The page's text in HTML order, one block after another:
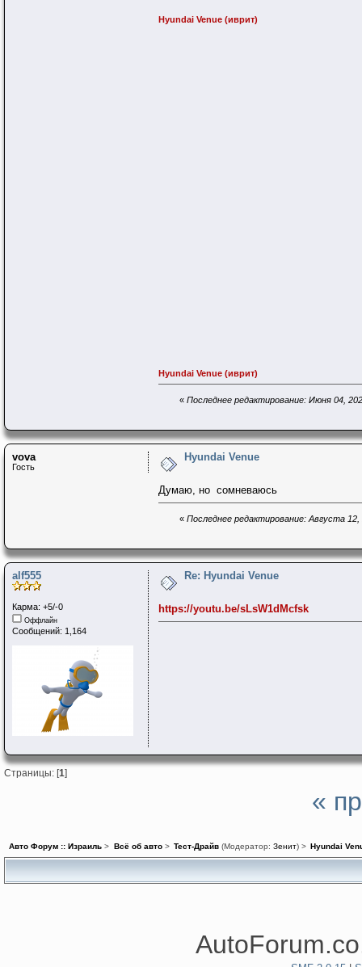
Hyundai Venue (иврит)
Hyundai Venue (иврит)
« Последнее редактирование: Июня 04,
vova
Гость
Hyundai Venue
Думаю, но сомневаюсь
« Последнее редактирование: Августа
alf555
Карма: +5/-0
Оффлайн
Сообщений: 1,164
Re: Hyundai Venue
https://youtu.be/sLsW1dMcfsk
Страницы: [1]
«
Авто Форум :: Израиль > Всё об авто> Тест-Драйв(Модератор: Зенит) > Hyundai